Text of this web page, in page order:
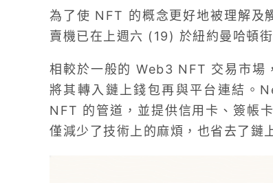
為了使 NFT 的概念更好地被理解及
賣機已在上週六 (19) 於紐約曼哈頓街
相較於一般的 Web3 NFT 交易市場
將其轉入鏈上錢包再與平台連結。
NFT 的管道，並提供信用卡、簽帳
僅減少了技術上的麻煩，也省去了鏈